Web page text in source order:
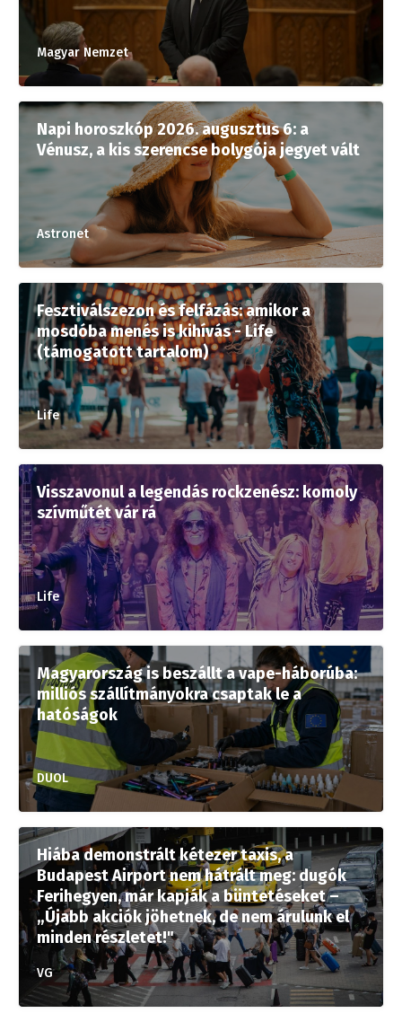
Magyar Nemzet
Napi horoszkóp 2026. augusztus 6: a
Vénusz, a kis szerencse bolygója jegyet vált
Astronet
Fesztiválszezon és felfázás: amikor a
mosdóba menés is kihívás - Life
(támogatott tartalom)
Life
Visszavonul a legendás rockzenész: komoly
szívműtét vár rá
Life
Magyarország is beszállt a vape-háborúba:
milliós szállítmányokra csaptak le a
hatóságok
DUOL
Hiába demonstrált kétezer taxis, a
Budapest Airport nem hátrált meg: dugók
Ferihegyen, már kapják a büntetéseket –
„Újabb akciók jöhetnek, de nem árulunk el
minden részletet!"
VG